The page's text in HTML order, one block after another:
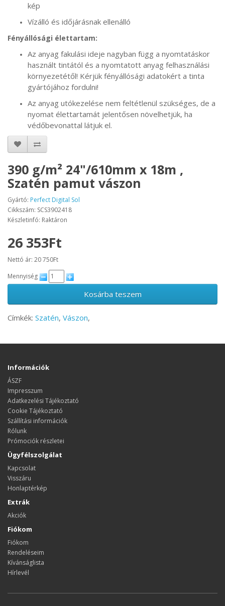
kép
Vízálló és időjárásnak ellenálló
Fényállósági élettartam:
Az anyag fakulási ideje nagyban függ a nyomtatáskor
használt tintától és a nyomtatott anyag felhasználási
környezetétől! Kérjük fényállósági adatokért a tinta
gyártójához fordulni!
Az anyag utókezelése nem feltétlenül szükséges, de a
nyomat élettartamát jelentősen növelhetjük, ha
védőbevonattal látjuk el.
390 g/m² 24"/610mm x 18m ,
Szatén pamut vászon
Gyártó: Perfect Digital Sol
Cikkszám: SCS3902418
Készletinfó: Raktáron
26 353Ft
Nettó ár: 20 750Ft
Mennyiség
Kosárba teszem
Címkék: Szatén, Vászon,
Információk
ÁSZF
Impresszum
Adatkezelési Tájékoztató
Cookie Tájékoztató
Szállítási információk
Rólunk
Prómociók részletei
Ügyfélszolgálat
Kapcsolat
Visszáru
Honlaptérkép
Extrák
Akciók
Fiókom
Fiókom
Rendeléseim
Kívánságlista
Hírlevél